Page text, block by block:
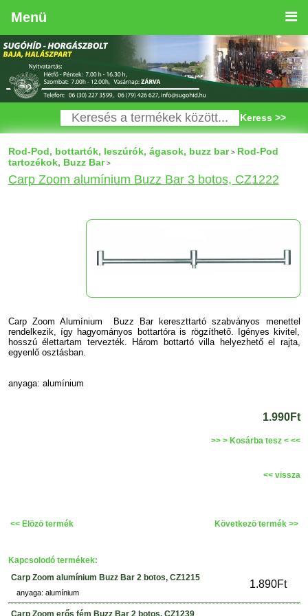
Menü
Keress >>
Rod-Pod, bottartók, leszúrók, ágasok, buzz bar> Rod-Pod
tartozékok, Buzz Bar>
Carp Zoom alumínium Buzz Bar 3 botos, CZ1222
Carp Zoom Alumínium Buzz Bar kereszttartó szabványos menettel
rendelkezik, így hagyományos bottartóra is rögzíthető. Igényes kivitel,
hosszú élettartam tervezték. Három bottartó villa helyezhető el rajta,
egyenlő osztásban.
anyaga: alumínium
1.990Ft
>> > Kosárba tesz < <<
<< vissza
<< Elözö termék Következö termék >>
Kapcsolodó termékek:
Carp Zoom alumínium Buzz Bar 2 botos, CZ1215
1.890Ft
anyaga: alumínium
Carp Zoom erős fém Buzz Bar 2 botos, CZ1239